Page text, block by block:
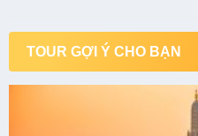
TOUR GỢI Ý CHO BẠN